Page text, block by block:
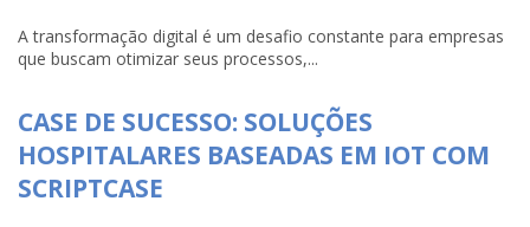
A transformação digital é um desafio constante para empresas
que buscam otimizar seus processos,...
CASE DE SUCESSO: SOLUÇÕES
HOSPITALARES BASEADAS EM IOT COM
SCRIPTCASE